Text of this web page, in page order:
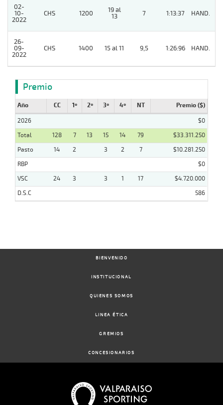
02-
10-
2022
CHS 1200
19 al
13
7 1:13:37 HAND.
26-
09-
2022
CHS 1400 15 al 11 9,5 1:26:96 HAND.
Premio
Año CC 1º 2º 3º 4º NT Premio ($)
2026
$0
Total
128 7 13 15 14 79
$33.311.250
Pasto
14 2 3 2 7
$10.281.250
RBP
$0
VSC
24 3 3 1 17
$4.720.000
D.S.C
586
BIENVENIDO
INSTITUCIONAL
QUIENES SOMOS
LINEA ÉTICA
GREMIOS
CONCESIONARIOS